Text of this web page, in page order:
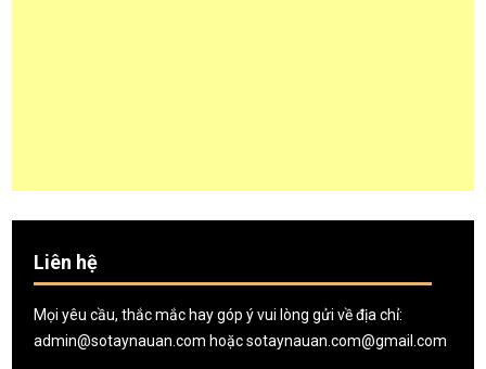
Liên hệ
Mọi yêu cầu, thắc mắc hay góp ý vui lòng gửi về địa chỉ:
admin@sotaynauan.com hoặcsotaynauan.com@gmail.com